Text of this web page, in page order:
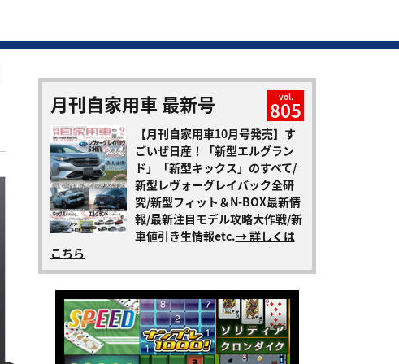
月刊自家用車 最新号 vol.
805
【月刊自家用車10月号発売】す
ごいぜ日産！「新型エルグラン
ド」「新型キックス」のすべて/
新型レヴォーグレイバック全研
究/新型フィット＆N-BOX最新情
報/最新注目モデル攻略大作戦/新
車値引き生情報etc.→ 詳しくは
こちら